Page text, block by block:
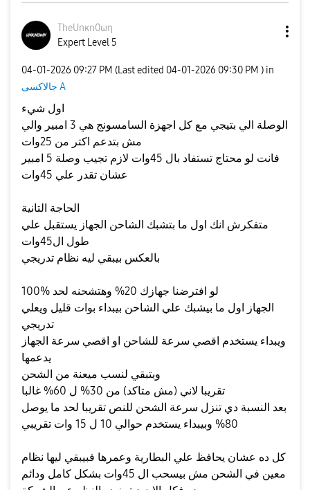
TheUnκn0ωη
Expert Level 5
‎04-01-2026 09:27 PM (Last edited ‎04-01-2026 09:30 PM ) in
جالاكسى A
اول شيء
الوصلة الي بتيجي مع كل اجهزة السامسونج هي 3 امبير والي
مش بتدعم اكتر من 25وات
فانت لو محتاج تستفاد بال 45وات لازم تجيب وصلة 5 امبير
عشان تقدر علي 45وات
الحاجة التانية
متفكرش انك اول ما بتشبك الشاحن الجهاز يستقبل علي
طول ال45وات
بالعكس بيبقي ليه نظام تدريجي
لو افترضنا جهازك 20% وهتشحنه لحد %100
الجهاز اول ما بيشبك علي الشاحن بيبداء بوات قليل ويعلي
تدريجي
ويبداء يستخدم اقصي سرعة للشاحن او اقصي سرعة الجهاز
يدعمها
وبتبقي لنسب ميعنة من الشحن
تقريبا لاني (مش متاكد) من 30% ل 60% غالبا
بعد النسبة دي تنزل سرعة الشحن للنص تقريبا لحد ما يوصل
80% وبيبداء يستخدم حوالي 10 ل 15 وات تقريبي
كل ده عشان يحافظ علي البطارية وعمرها فبيبقي ليها نظام
معين في الشحن مش بيسحب ال 45وات بشكل كامل ودائم